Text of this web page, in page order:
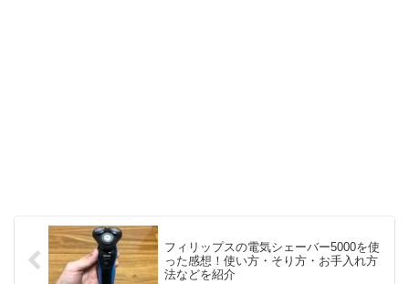
フィリップスの電気シェーバー5000を使
った感想！使い方・そり方・お手入れ方
法などを紹介